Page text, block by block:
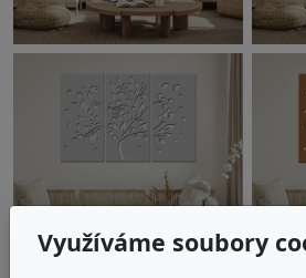
Využíváme soubory